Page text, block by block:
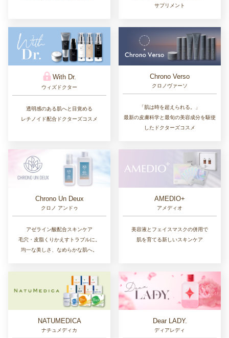
サプリメント
With Dr.
ウィズドクター
透明感のある肌へと目覚める
レチノイド配合ドクターズコスメ
Chrono Verso
クロノヴァーソ
「肌は時を超えられる。」
最新の皮膚科学と最旬の美容成分を駆使
したドクターズコスメ
Chrono Un Deux
クロノ アンドゥ
アゼライン酸配合スキンケア
毛穴・皮脂くりかえすトラブルに。
均一な美しさ、なめらかな肌へ。
AMEDIO+
アメディオ
美容液とフェイスマスクの併用で
肌を育てる新しいスキンケア
NATUMEDICA
ナチュメディカ
Dear LADY.
ディアレディ